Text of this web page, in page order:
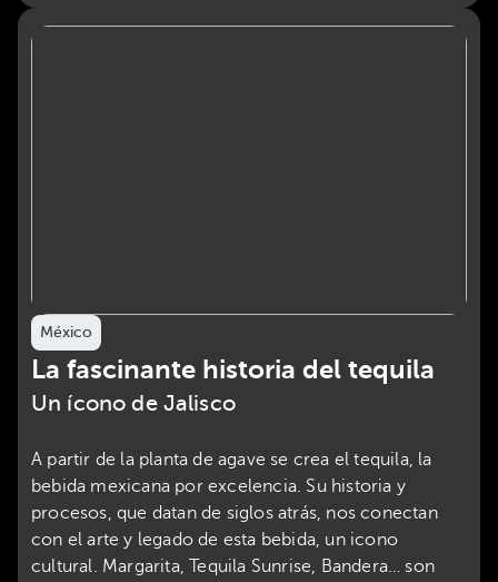
México
La fascinante historia del tequila
Un ícono de Jalisco
A partir de la planta de agave se crea el tequila, la
bebida mexicana por excelencia. Su historia y
procesos, que datan de siglos atrás, nos conectan
con el arte y legado de esta bebida, un icono
cultural. Margarita, Tequila Sunrise, Bandera… son